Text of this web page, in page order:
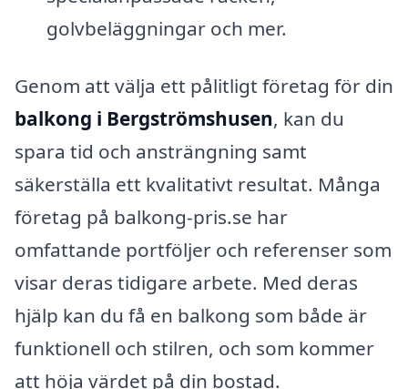
golvbeläggningar och mer.
Genom att välja ett pålitligt företag för din
balkong i Bergströmshusen, kan du
spara tid och ansträngning samt
säkerställa ett kvalitativt resultat. Många
företag på balkong-pris.se har
omfattande portföljer och referenser som
visar deras tidigare arbete. Med deras
hjälp kan du få en balkong som både är
funktionell och stilren, och som kommer
att höja värdet på din bostad.